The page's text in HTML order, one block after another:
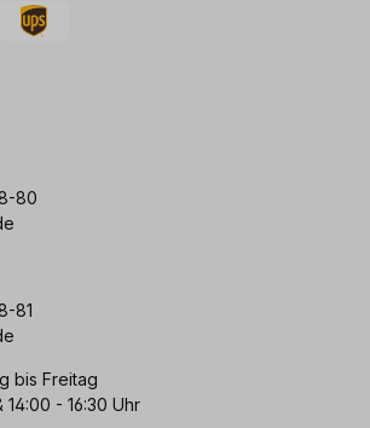
80
81
bis Freitag
14:00 - 16:30 Uhr